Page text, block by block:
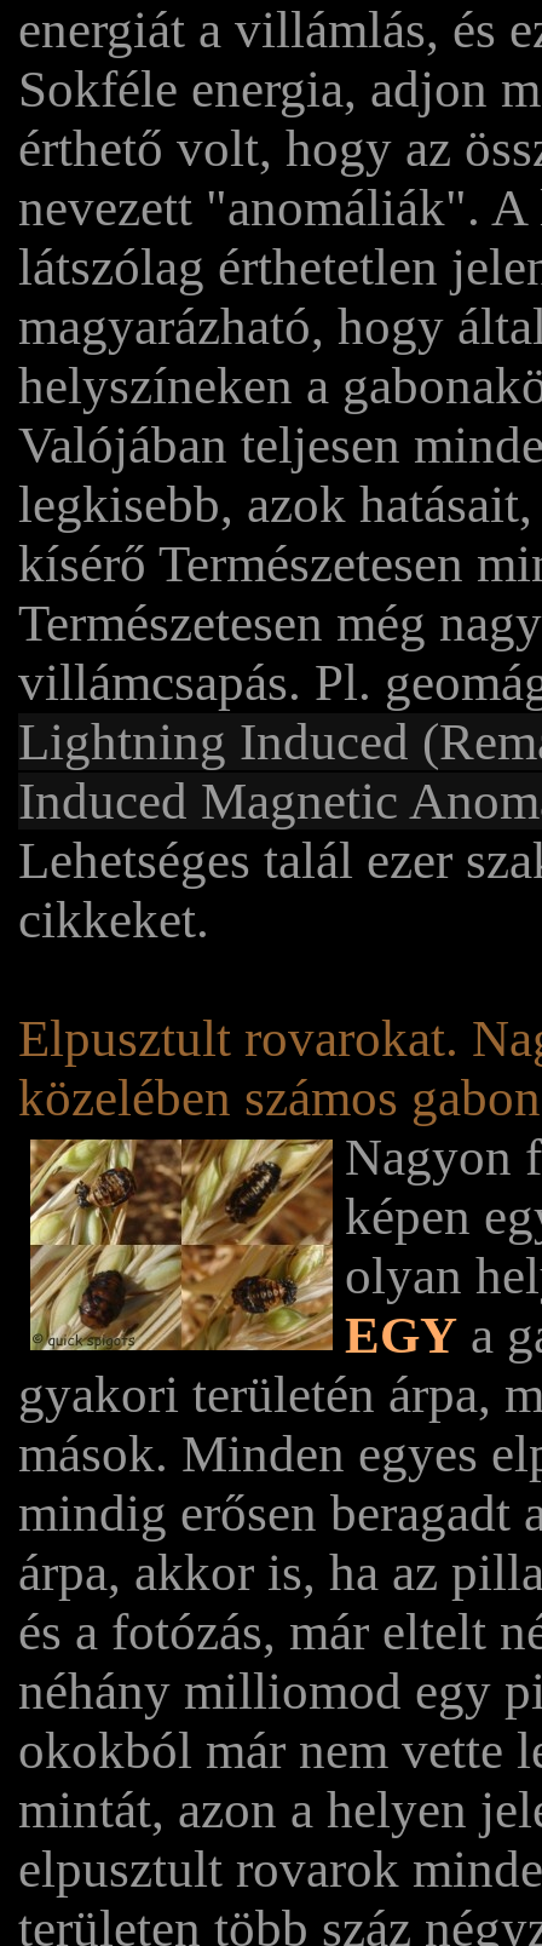
energiát a villámlás, és
Sokféle energia, adjon
érthető volt, hogy az
nevezett "anomáliák".
látszólag érthetetlen
magyarázható, hogy
helyszíneken a
Valójában teljesen
legkisebb, azok
kísérő Természetesen
Természetesen még
villámcsapás. Pl.
Lightning Induced
Induced Magnetic
Lehetséges talál ezer
cikkeket.
Elpusztult rovarokat.
közelében számos
Nagyon
képen
olyan
EGY a
gyakori területén árpa,
mások. Minden egyes
mindig erősen beragadt
árpa, akkor is, ha az
és a fotózás, már eltelt
néhány milliomod egy
okokból már nem vette
mintát, azon a helyen
elpusztult rovarok
területen több száz